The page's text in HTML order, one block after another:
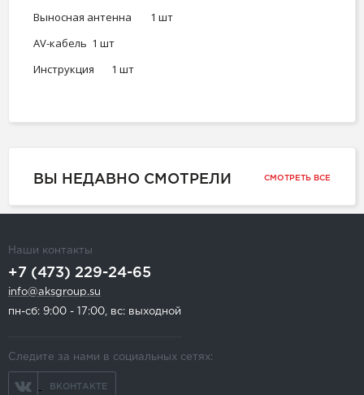
Выносная антенна
1 шт
AV-кабель 1 шт
Инструкция
1 шт
ВЫ НЕДАВНО СМОТРЕЛИ СМОТРЕТЬ ВСЕ
Наши контакты
+7 (473) 229-24-65
info@aksgroup.su
пн-сб: 9:00 - 17:00, вс: выходной
Следите за нами в социальных сетях:
ВКОНТАКТЕ